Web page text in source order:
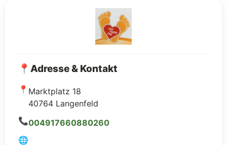
📍 Adresse & Kontakt
📍 Marktplatz 18
40764 Langenfeld
📞004917660880260
🌐